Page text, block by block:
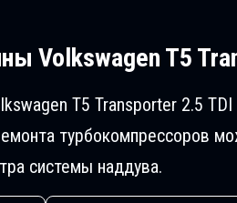
Volkswagen T5
T5 Transporter 2.5
турбокомпрессоров
системы наддува.